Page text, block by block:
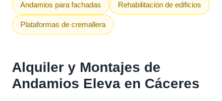
Andamios para fachadas Rehabilitación de edificios
Plataformas de cremallera
Alquiler y Montajes de
Andamios Eleva en Cáceres